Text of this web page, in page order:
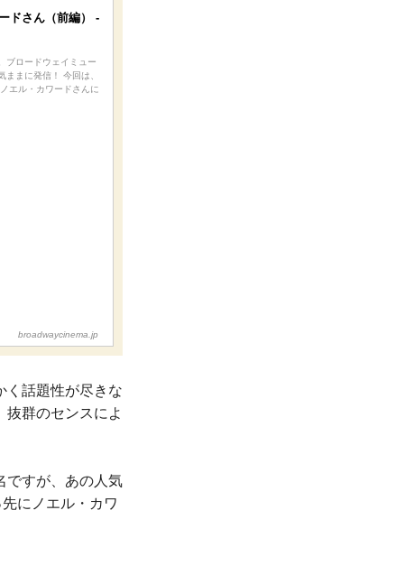
ドさん（前編） -
ブロードウェイミュー
まに発信！ 今回は、
エル・カワードさんに
broadwaycinema.jp
く話題性が尽きな
抜群のセンスによ
ですが、あの人気
にノエル・カワ